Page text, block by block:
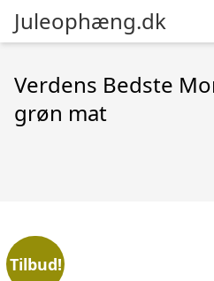
Juleophæng.dk
Verdens Bedste
grøn mat
Tilbud!